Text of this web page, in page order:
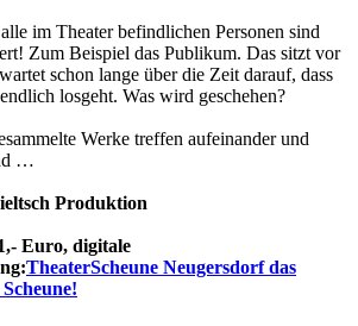
im Theater befindlichen Personen sind
Zum Beispiel das Publikum. Das sitzt vor
schon lange über die Zeit darauf, dass
losgeht. Was wird geschehen?
Werke treffen aufeinander und
…
Produktion
Euro, digitale
TheaterScheune Neugersdorf das